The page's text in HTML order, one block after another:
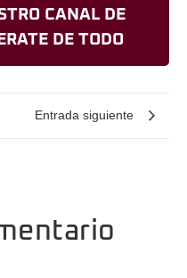
CANAL DE
DE TODO
Entrada siguiente